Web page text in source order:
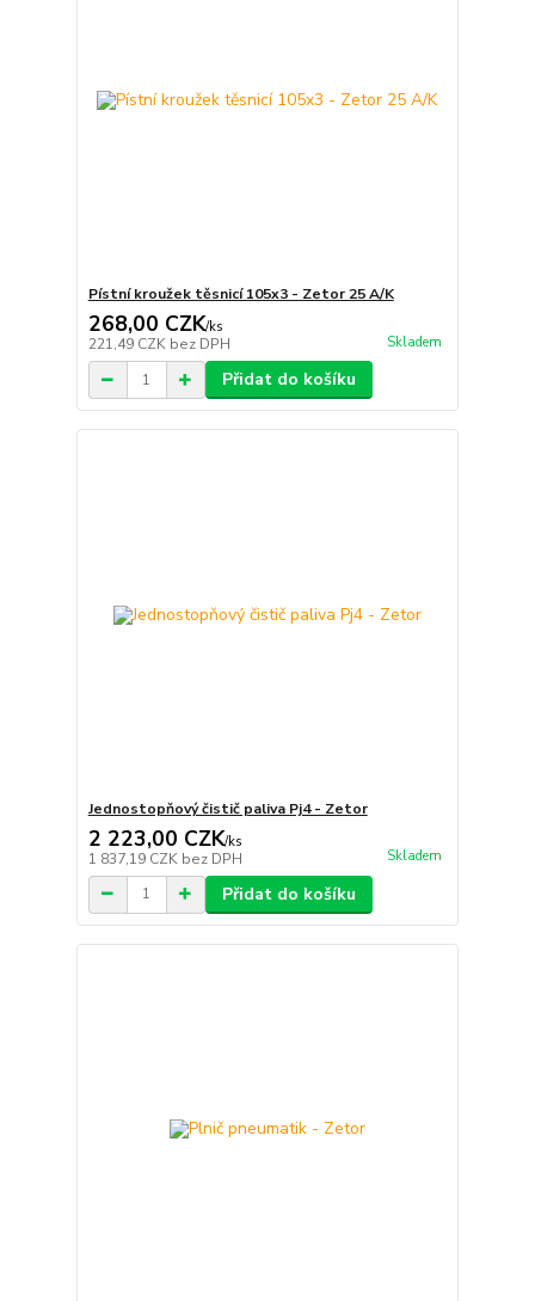
Pístní kroužek těsnicí 105x3 - Zetor 25 A/K
268,00 CZK/ks
221,49 CZK bez DPH Skladem
Přidat do košíku
Jednostopňový čistič paliva Pj4 - Zetor
2 223,00 CZK/ks
1 837,19 CZK bez DPH Skladem
Přidat do košíku